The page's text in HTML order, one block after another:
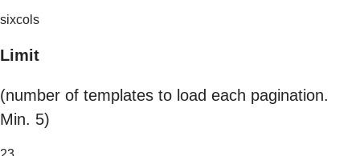
sixcols
Limit
(number of templates to load each pagination.
Min. 5)